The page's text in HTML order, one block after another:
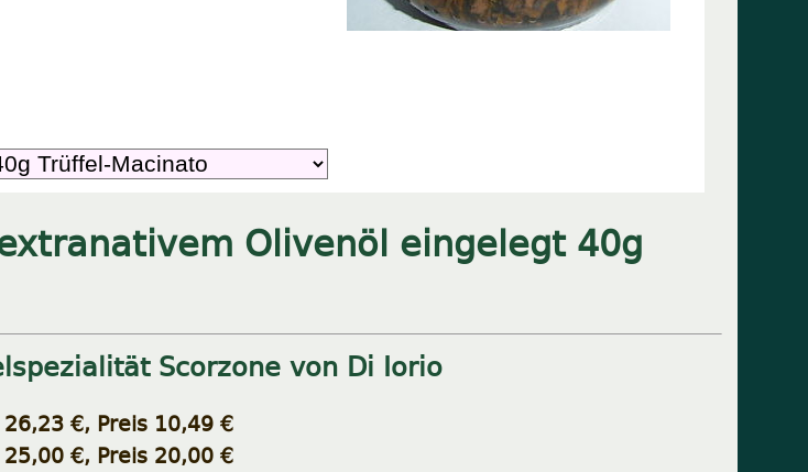
Olivenöl eingelegt 40g
Scorzone von Di Iorio
€, Preis 10,49 €
€, Preis 20,00 €